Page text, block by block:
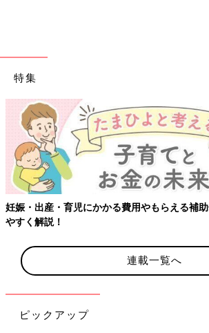
特集
妊娠・出産・育児にかかる費用やもらえる補
やすく解説！
連載一覧へ
ピックアップ